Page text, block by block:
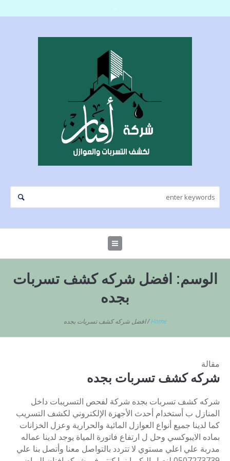
الوسم: افضل شركه كشف تسربات
بجده
Home
/افضل شركه كشف تسربات بجده
مقالة
شركه كشف تسربات بجده
شركه كشف تسربات بجده شركة لفحص التسريبات داخل
المنازل ب أستخدام أحدث الأجهزة الإلكتروني لكشف التسريب
كما لدينا جميع أنواع العوازل المائية والحرارية وعزل الخزانات
بماده الايبوكسي وحل ل ارتفاع فاتورة المياة يوجد لدينا عماله
مدربة علي اعلي مستوي لا تتردد بالتواصل معنا وأتصل بنا علي